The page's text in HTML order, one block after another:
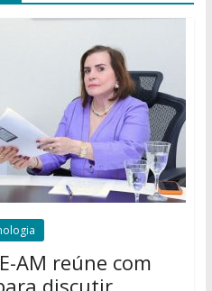
AM reúne com